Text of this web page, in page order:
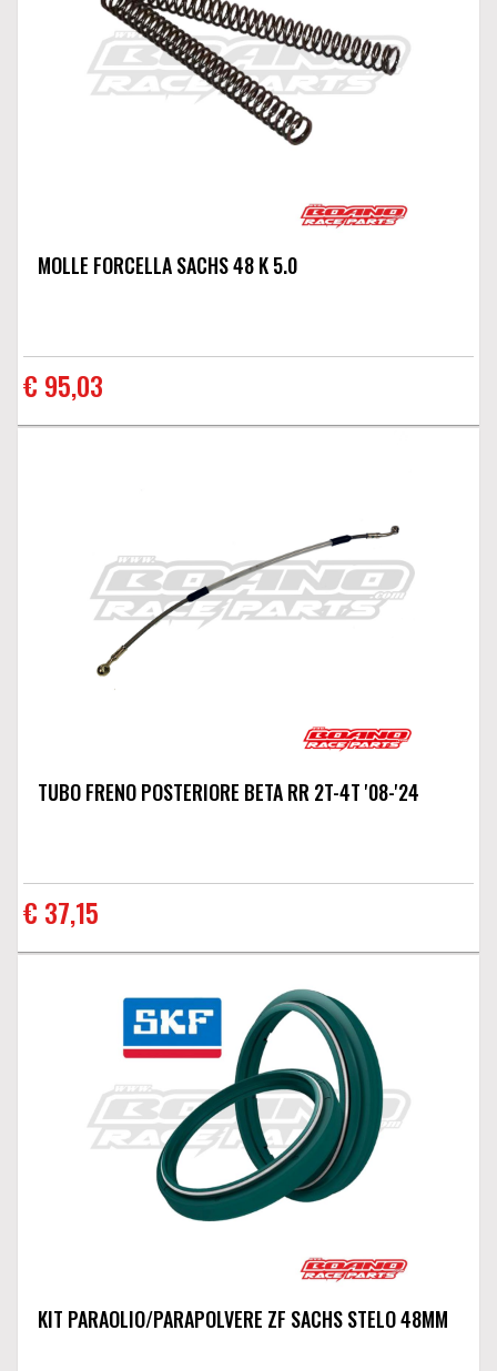
MOLLE FORCELLA SACHS 48 K 5.0
€ 95,03
TUBO FRENO POSTERIORE BETA RR 2T-4T '08-'24
€ 37,15
KIT PARAOLIO/PARAPOLVERE ZF SACHS STELO 48MM